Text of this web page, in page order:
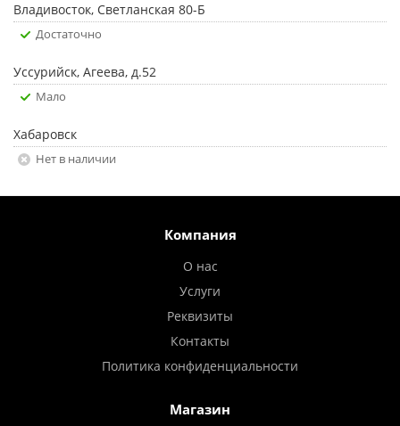
Владивосток, Светланская 80-Б
Достаточно
Уссурийск, Агеева, д.52
Мало
Хабаровск
Нет в наличии
Компания
О нас
Услуги
Реквизиты
Контакты
Политика конфиденциальности
Магазин